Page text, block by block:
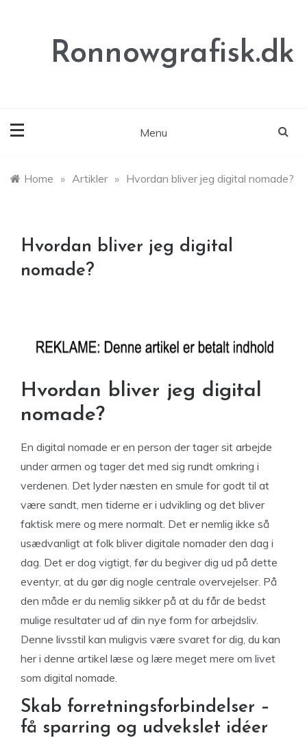
Ronnowgrafisk.dk
Menu
Home » Artikler » Hvordan bliver jeg digital nomade?
Hvordan bliver jeg digital
nomade?
Hvordan bliver jeg digital
nomade?
En digital nomade er en person der tager sit arbejde
under armen og tager det med sig rundt omkring i
verdenen. Det lyder næsten en smule for godt til at
være sandt, men tiderne er i udvikling og det bliver
faktisk mere og mere normalt. Det er nemlig ikke så
usædvanligt at folk bliver digitale nomader den dag i
dag. Det er dog vigtigt, før du begiver dig ud på dette
eventyr, at du gør dig nogle centrale overvejelser. På
den måde er du nemlig sikker på at du får de bedst
mulige resultater ud af din nye form for arbejdsliv.
Denne livsstil kan muligvis være svaret for dig, du kan
her i denne artikel læse og lære meget mere om livet
som digital nomade.
Skab forretningsforbindelser –
få sparring og udvekslet idéer